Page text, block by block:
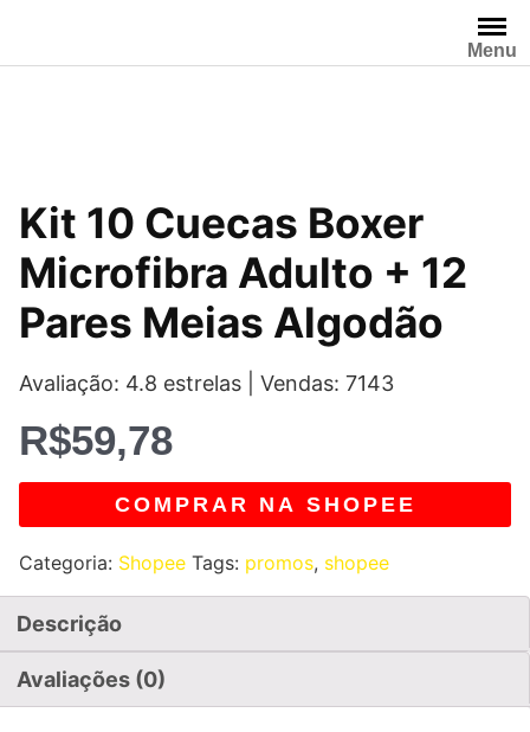
o
Menu
Kit 10 Cuecas Boxer
Microfibra Adulto + 12
Pares Meias Algodão
Avaliação: 4.8 estrelas | Vendas: 7143
R$59,78
COMPRAR NA SHOPEE
Categoria: Shopee Tags: promos, shopee
Descrição
Avaliações (0)